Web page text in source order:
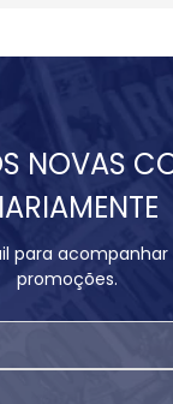
NOVAS
para acompanhar
promoções.